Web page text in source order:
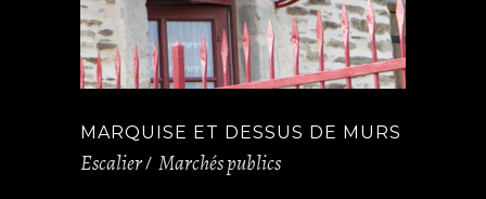
MARQUISE ET DESSUS DE MURS
Escalier Marchés publics